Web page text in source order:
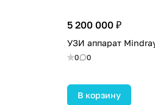
5 200 000 ₽
УЗИ аппарат
0 0
В корзину